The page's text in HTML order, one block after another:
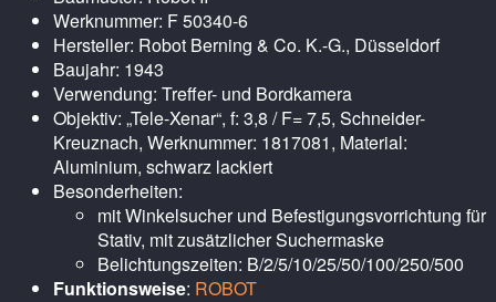
Werknummer: F 50340-6
Hersteller: Robot Berning & Co. K.-G., Düsseldorf
Baujahr: 1943
Verwendung: Treffer- und Bordkamera
Objektiv: „Tele-Xenar“, f: 3,8 / F= 7,5, Schneider-
Kreuznach, Werknummer: 1817081, Material:
Aluminium, schwarz lackiert
Besonderheiten:
mit Winkelsucher und Befestigungsvorrichtung für
Stativ, mit zusätzlicher Suchermaske
Belichtungszeiten: B/2/5/10/25/50/100/250/500
Funktionsweise: ROBOT